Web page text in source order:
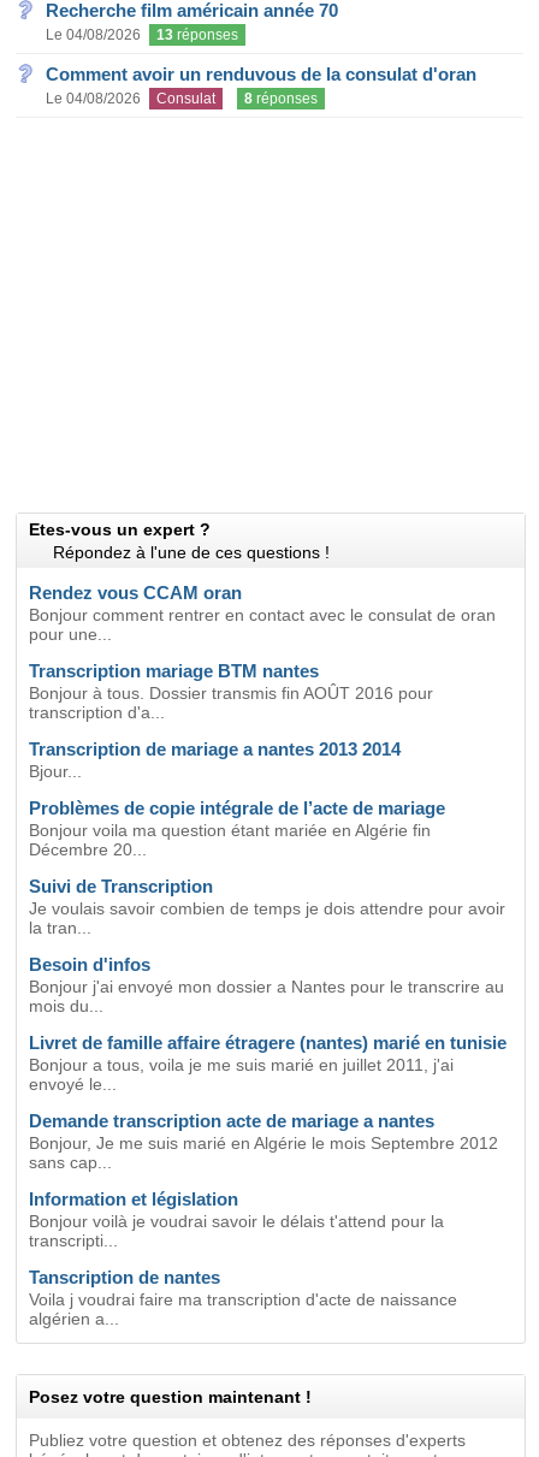
Recherche film américain année 70
Le 04/08/2026 13 réponses
Comment avoir un renduvous de la consulat d'oran
Le 04/08/2026 Consulat 8 réponses
Etes-vous un expert ?
Répondez à l'une de ces questions !
Rendez vous CCAM oran
Bonjour comment rentrer en contact avec le consulat de oran
pour une...
Transcription mariage BTM nantes
Bonjour à tous. Dossier transmis fin AOÛT 2016 pour
transcription d'a...
Transcription de mariage a nantes 2013 2014
Bjour...
Problèmes de copie intégrale de l’acte de mariage
Bonjour voila ma question étant mariée en Algérie fin
Décembre 20...
Suivi de Transcription
Je voulais savoir combien de temps je dois attendre pour avoir
la tran...
Besoin d'infos
Bonjour j'ai envoyé mon dossier a Nantes pour le transcrire au
mois du...
Livret de famille affaire étragere (nantes) marié en tunisie
Bonjour a tous, voila je me suis marié en juillet 2011, j'ai
envoyé le...
Demande transcription acte de mariage a nantes
Bonjour, Je me suis marié en Algérie le mois Septembre 2012
sans cap...
Information et législation
Bonjour voilà je voudrai savoir le délais t'attend pour la
transcripti...
Tanscription de nantes
Voila j voudrai faire ma transcription d'acte de naissance
algérien a...
Posez votre question maintenant !
Publiez votre question et obtenez des réponses d'experts